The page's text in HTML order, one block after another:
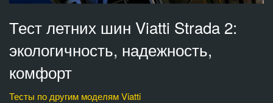
Тест летних шин Viatti Strada 2:
экологичность, надежность,
комфорт
Тесты по другим моделям Viatti